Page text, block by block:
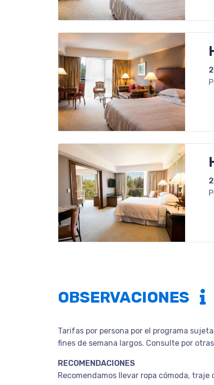
OBSERVACIONES
Tarifas por persona por el programa
fines de semana largos. Consulte por
RECOMENDACIONES
Recomendamos llevar ropa cómoda, traje